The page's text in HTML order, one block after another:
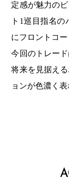
定感が魅力の
ト1巡目指名
にフロントコ
今回のトレー
将来を見据え
ョンが色濃く